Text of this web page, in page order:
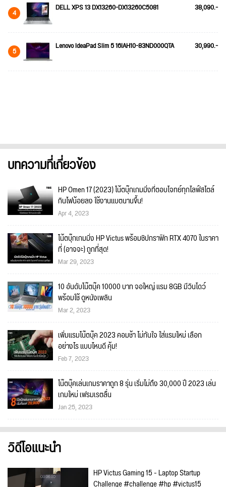
4 DELL XPS 13 DX13260-DX13260C5081 38,090.-
5 Lenovo IdeaPad Slim 5 16IAH10-83ND000QTA 30,990.-
บทความที่เกี่ยวข้อง
HP Omen 17 (2023) โน้ตบุ๊กเกมมิ่งที่ตอบโจทย์ทุกไลฟ์สไตล์
กินไฟน้อยลง ใช้งานแบตนานขึ้น!
Apr 4, 2023
โน้ตบุ๊กเกมมิ่ง HP Victus พร้อมชิปกราฟิก RTX 4070 ในราคา
ที่ (อาจจะ) ถูกที่สุด!
Mar 29, 2023
10 อันดับโน๊ตบุ๊ค 10000 บาท จอใหญ่ แรม 8GB มีวินโดว์
พร้อมใช้ ดูหนังเพลิน
Mar 2, 2023
เพิ่มแรมโน๊ตบุ๊ค 2023 คอมช้า ไม่ทันใจ ใส่แรมใหม่ เลือก
อย่างไร แบบไหนดี คุ้ม!
Feb 7, 2023
โน๊ตบุ๊คเล่นเกมราคาถูก 8 รุ่น เริ่มไม่ถึง 30,000 ปี 2023 เล่น
เกมใหม่ เฟรมเรตลื่น
Jan 25, 2023
วิดีโอแนะนำ
HP Victus Gaming 15 - Laptop Startup
Challenge #challenge #hp #victus15